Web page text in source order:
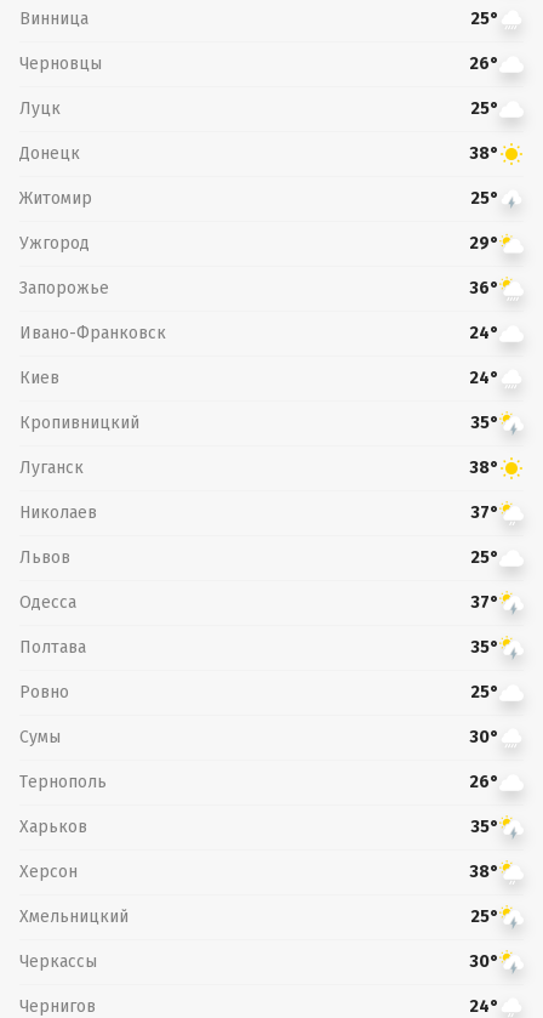
Винница 25°
Черновцы 26°
Луцк 25°
Донецк 38°
Житомир 25°
Ужгород 29°
Запорожье 36°
Ивано-Франковск 24°
Киев 24°
Кропивницкий 35°
Луганск 38°
Николаев 37°
Львов 25°
Одесса 37°
Полтава 35°
Ровно 25°
Сумы 30°
Тернополь 26°
Харьков 35°
Херсон 38°
Хмельницкий 25°
Черкассы 30°
Чернигов 24°